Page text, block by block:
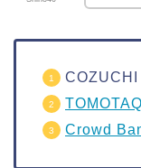
COZUCHI
Crowd